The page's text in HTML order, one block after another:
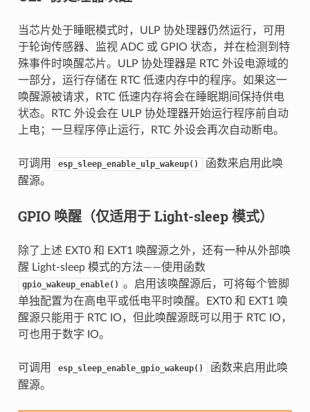
当芯片处于睡眠模式时，ULP 协处理器仍然运行，可用
于轮询传感器、监视 ADC 或 GPIO 状态，并在检测到特
殊事件时唤醒芯片。ULP 协处理器是 RTC 外设电源域的
一部分，运行存储在 RTC 低速内存中的程序。如果这一
唤醒源被请求，RTC 低速内存将会在睡眠期间保持供电
状态。RTC 外设会在 ULP 协处理器开始运行程序前自动
上电；一旦程序停止运行，RTC 外设会再次自动断电。
可调用 esp_sleep_enable_ulp_wakeup()
函数来启用此唤
醒源。
GPIO 唤醒（仅适用于 Light-sleep 模式）
除了上述 EXT0 和 EXT1 唤醒源之外，还有一种从外部唤
醒 Light-sleep 模式的方法——使用函数
gpio_wakeup_enable() 。启用该唤醒源后，可将每个管脚
单独配置为在高电平或低电平时唤醒。EXT0 和 EXT1 唤
醒源只能用于 RTC IO，但此唤醒源既可以用于 RTC IO，
可也用于数字 IO。
可调用 esp_sleep_enable_gpio_wakeup()
函数来启用此唤
醒源。